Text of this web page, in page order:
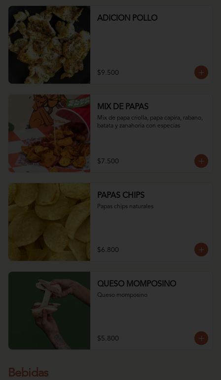
ADICION POLLO
$9.500
MIX DE PAPAS
Mix de papa criolla, papa capira, rabano,
batata y zanahoria con especias
$7.500
PAPAS CHIPS
Papas chips naturales
$6.800
QUESO MOMPOSINO
Queso momposino
$5.800
Bebidas